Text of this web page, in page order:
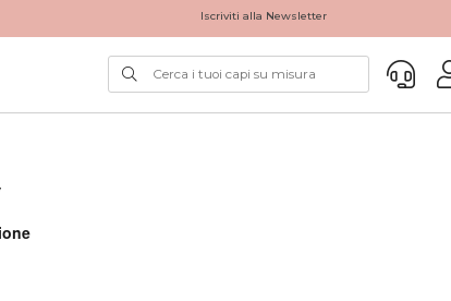
Iscriviti alla Newsletter